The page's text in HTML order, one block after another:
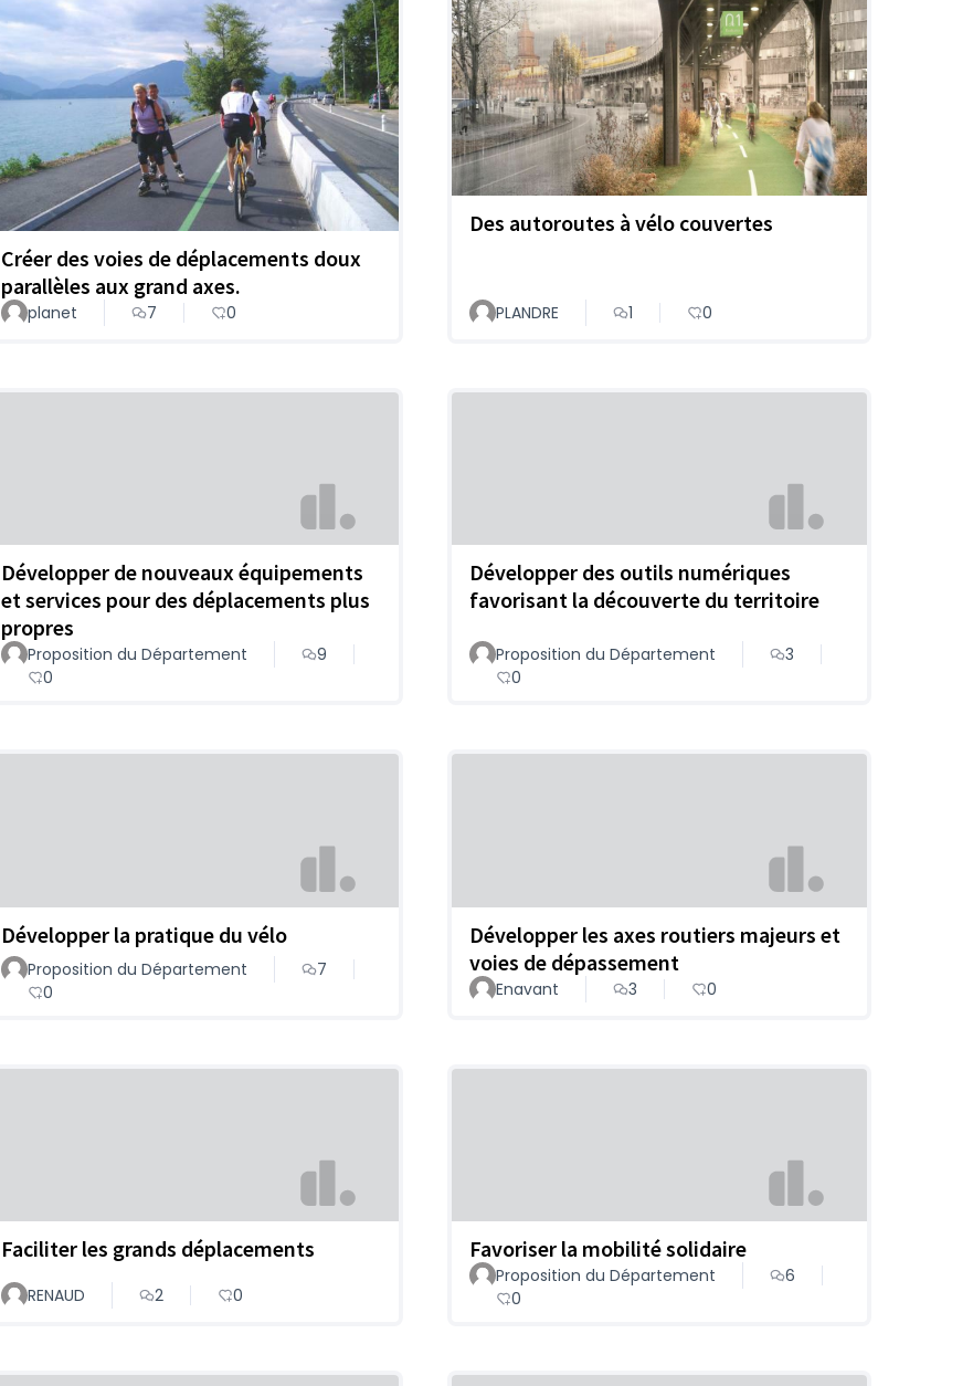
Créer des voies de déplacements doux
parallèles aux grand axes.
planet 7 0
Des autoroutes à vélo couvertes
PLANDRE 1 0
Développer de nouveaux équipements
et services pour des déplacements plus
propres
Proposition du Département
9
0
Développer des outils numériques
favorisant la découverte du territoire
Proposition du Département
3
0
Développer la pratique du vélo
Proposition du Département
7
0
Développer les axes routiers majeurs et
voies de dépassement
Enavant 3 0
Faciliter les grands déplacements
RENAUD 2 0
Favoriser la mobilité solidaire
Proposition du Département
6
0